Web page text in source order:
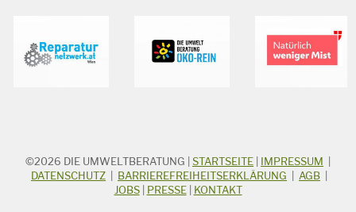
STICHWORTSUCHE
Suchbegriff
©2026 DIE UMWELTBERATUNG STARTSEITE IMPRESSUM
DATENSCHUTZ
BARRIEREFREIHEITSERKLÄRUNG AGB
JOBS| PRESSE| KONTAKT